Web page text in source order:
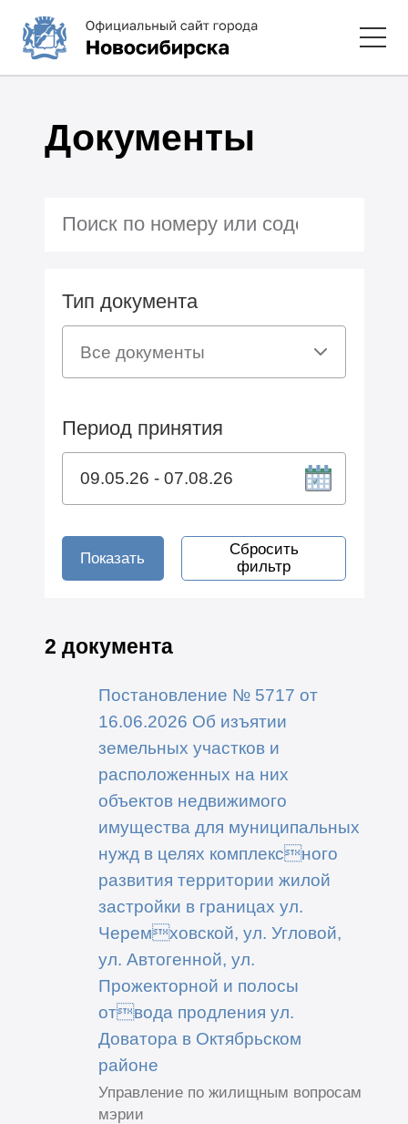
Документы
Тип документа
Период принятия
Показать
Сбросить
фильтр
2 документа
Постановление № 5717 от
16.06.2026 Об изъятии
земельных участков и
расположенных на них
объектов недвижимого
имущества для муниципальных
нужд в целях комплексного
развития территории жилой
застройки в границах ул.
Черемховской, ул. Угловой,
ул. Автогенной, ул.
Прожекторной и полосы
отвода продления ул.
Доватора в Октябрьском
районе
Управление по жилищным вопросам
мэрии